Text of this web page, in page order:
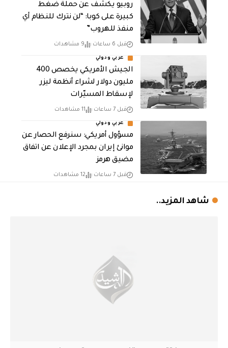
روبيو يكشف عن حملة ضغط
كبيرة على كوبا: “لن نترك للنظام أي
منفذ للهروب”
قبل 6 ساعات 9 مشاهدات
عربي ودولي
الجيش الأمريكي يخصص 400
مليون دولار لشراء أنظمة ليزر
لإسقاط المسيّرات
قبل 7 ساعات 11 مشاهدات
عربي ودولي
مسؤول أمريكي: سنرفع الحصار عن
موانئ إيران بمجرد الإعلان عن اتفاق
مضيق هرمز
قبل 7 ساعات 12 مشاهدات
شاهد المزيد..